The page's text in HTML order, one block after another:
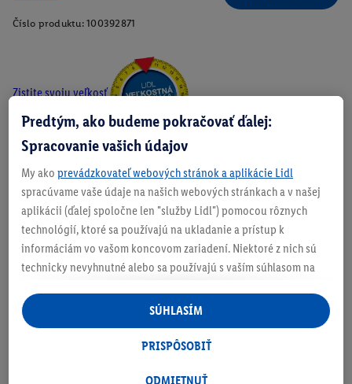
Číslo produktu: 100392871
Zistite svoju veľkosť
O produkte
Informácie o batériách podľa nariadenia EÚ o
Predtým, ako budeme pokračovať ďalej:
Spracovanie vašich údajov
My ako prevádzkovateľ webových stránok a aplikácie Lidl
spracúvame vaše údaje na našich webových stránkach a v našej
aplikácii (ďalej spoločne len "služby Lidl") pomocou rôznych
technológií, ktoré sa používajú na ukladanie a prístup k
informáciám vo vašom koncovom zariadení. Niektoré z nich sú
technicky nevyhnutné alebo sa používajú s vaším súhlasom na
personalizovanú reklamu v rámci služieb Lidl aj mimo nich. Ak
ste účastníkom programu Lidl Plus, na tieto účely sa spracúvajú
aj údaje z vášho nákupného správania v obchode.
následne si vytvoríte účet Lidl Plus alebo sa prihlásite do svojho
ODMIETNUŤ
PRISPÔSOBIŤ
SÚHLASÍM